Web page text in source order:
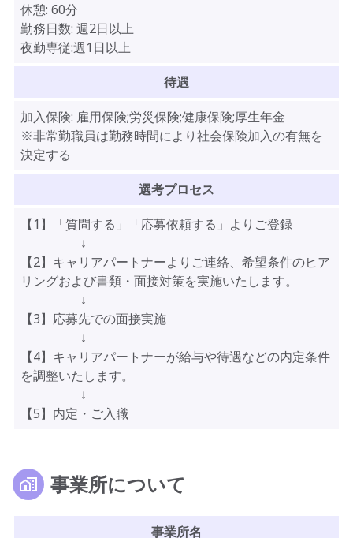
休憩: 60分
勤務日数: 週2日以上
夜勤専従:週1日以上
待遇
加入保険: 雇用保険;労災保険;健康保険;厚生年金
※非常勤職員は勤務時間により社会保険加入の有無を
決定する
選考プロセス
【1】「質問する」「応募依頼する」よりご登録
↓
【2】キャリアパートナーよりご連絡、希望条件のヒア
リングおよび書類・面接対策を実施いたします。
↓
【3】応募先での面接実施
↓
【4】キャリアパートナーが給与や待遇などの内定条件
を調整いたします。
↓
【5】内定・ご入職
事業所について
事業所名